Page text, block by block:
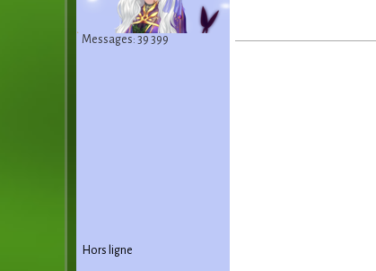
Messages: 39 399
Hors ligne